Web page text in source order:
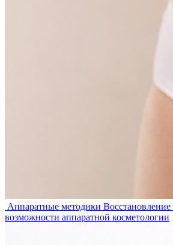
Аппаратные методики
возможности аппаратной косметологии